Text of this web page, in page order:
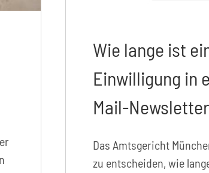
Wie lange ist
Einwilligung in
Mail-
Das Amtsgericht
zu entscheiden, wie